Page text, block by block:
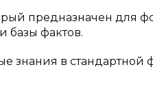
предназначен для
базы фактов.
в стандартной